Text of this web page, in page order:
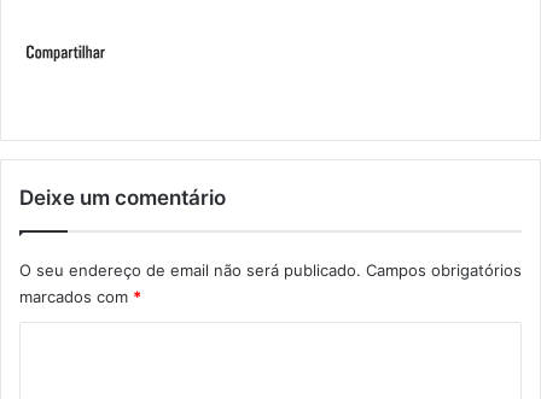
Deixe um comentário
O seu endereço de email não será publicado. Campos obrigatórios
marcados com *